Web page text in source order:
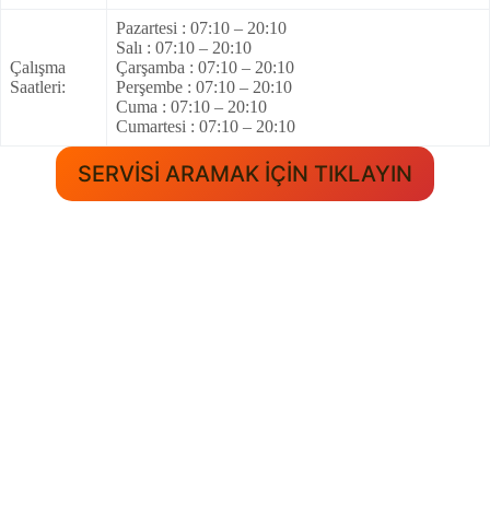
Çalışma
Saatleri:
Pazartesi : 07:10 – 20:10
Salı : 07:10 – 20:10
Çarşamba : 07:10 – 20:10
Perşembe : 07:10 – 20:10
Cuma : 07:10 – 20:10
Cumartesi : 07:10 – 20:10
SERVİSİ ARAMAK İÇİN TIKLAYIN